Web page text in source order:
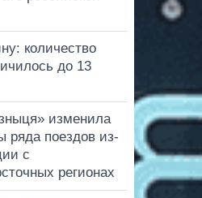
количество
до 13
изменила
ряда поездов из-
с
регионах